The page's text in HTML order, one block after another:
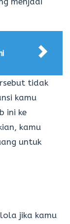
tidak
kamu
ini ke
kamu
untuk
jika kamu